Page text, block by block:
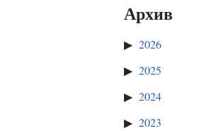
Архив
2026
2025
2024
2023